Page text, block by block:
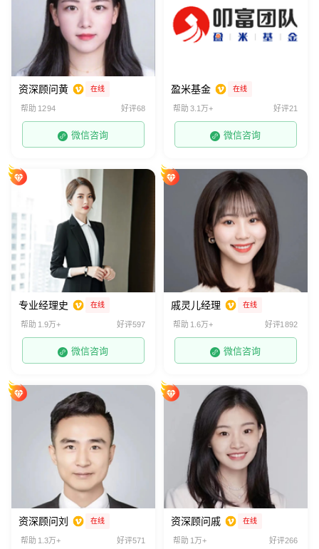
资深顾问黄 在线
帮助 1294 好评68
微信咨询
盈米基金 在线
帮助 3.1万+ 好评21
微信咨询
专业经理史 在线
帮助 1.9万+ 好评597
微信咨询
戚灵儿经理 在线
帮助 1.6万+ 好评1892
微信咨询
资深顾问刘 在线
帮助 1.3万+ 好评571
资深顾问戚 在线
帮助 1万+ 好评266